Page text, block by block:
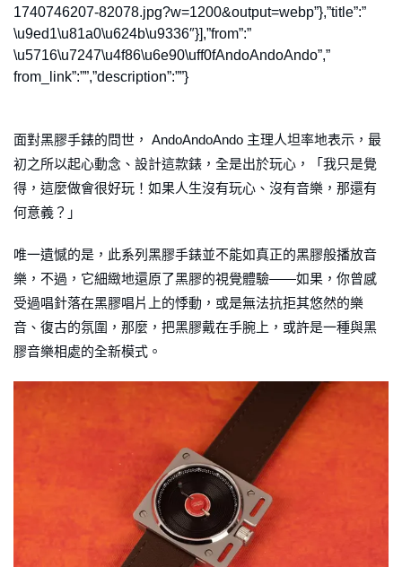
1740746207-82078.jpg?w=1200&output=webp”},”title”:”
\u9ed1\u81a0\u624b\u9336″}],”from”:”
\u5716\u7247\u4f86\u6e90\uff0fAndoAndoAndo”,”
from_link”:””,”description”:””}
面對黑膠手錶的問世， AndoAndoAndo 主理人坦率地表示，最
初之所以起心動念、設計這款錶，全是出於玩心，「我只是覺
得，這麼做會很好玩！如果人生沒有玩心、沒有音樂，那還有
何意義？」
唯一遺憾的是，此系列黑膠手錶並不能如真正的黑膠般播放音
樂，不過，它細緻地還原了黑膠的視覺體驗——如果，你曾感
受過唱針落在黑膠唱片上的悸動，或是無法抗拒其悠然的樂
音、復古的氛圍，那麼，把黑膠戴在手腕上，或許是一種與黑
膠音樂相處的全新模式。